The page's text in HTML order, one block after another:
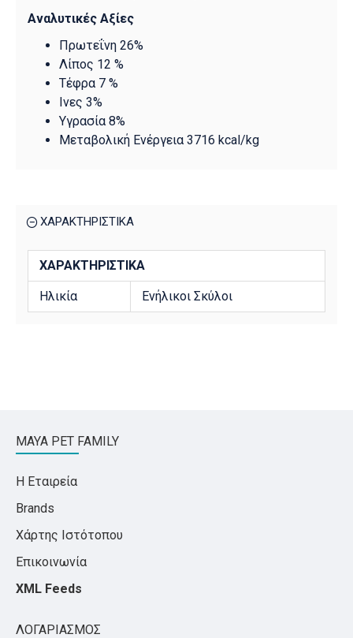
Αναλυτικές Αξίες
Πρωτεΐνη 26%
Λίπος 12 %
Τέφρα 7 %
Ινες 3%
Υγρασία 8%
Μεταβολική Ενέργεια 3716 kcal/kg
ΧΑΡΑΚΤΗΡΙΣΤΙΚΑ
ΧΑΡΑΚΤΗΡΙΣΤΙΚΆ
Ηλικία Ενήλικοι Σκύλοι
MAYA PET FAMILY
Η Εταιρεία
Brands
Χάρτης Ιστότοπου
Επικοινωνία
XML Feeds
ΛΟΓΑΡΙΑΣΜΟΣ